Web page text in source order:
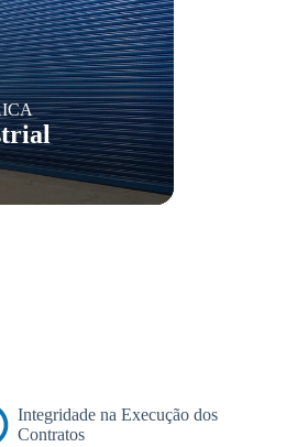
Integridade na Execução dos
Contratos